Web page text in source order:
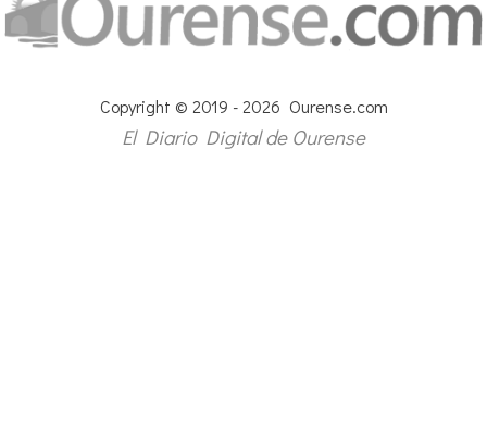
Copyright © 2019 - 2026 Ourense.com
El Diario Digital de Ourense